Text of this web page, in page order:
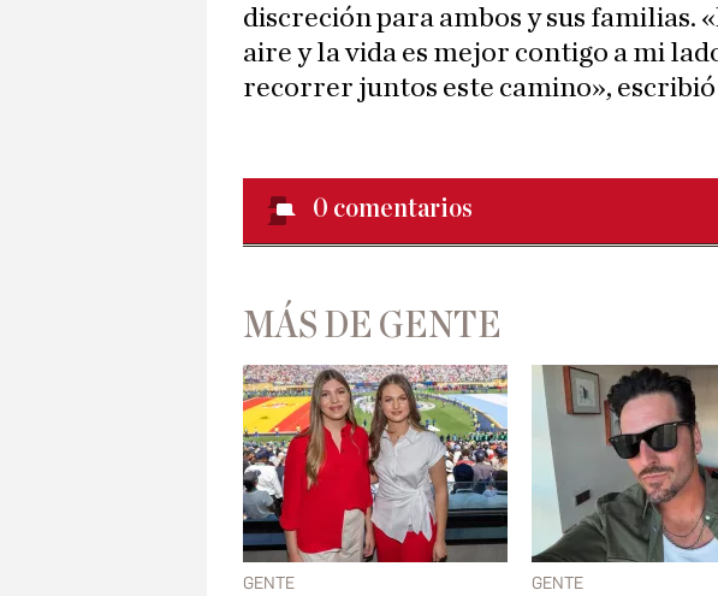
discreción para ambos y sus familias.
aire y la vida es mejor contigo a mi
recorrer juntos este camino»,
0 comentarios
MÁS DE GENTE
GENTE GENTE